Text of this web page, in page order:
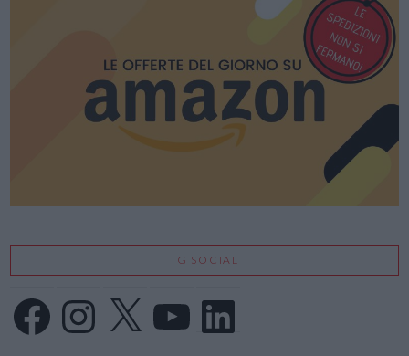
TG SOCIAL
FacebookInstagram
X LinkedIn